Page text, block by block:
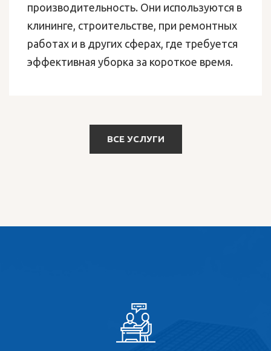
производительность. Они используются в
клининге, строительстве, при ремонтных
работах и в других сферах, где требуется
эффективная уборка за короткое время.
ВСЕ УСЛУГИ